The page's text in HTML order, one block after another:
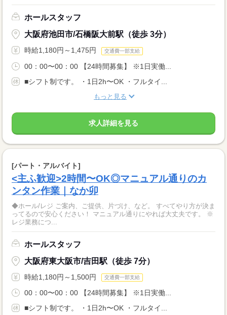
ホールスタッフ
大阪府池田市/石橋阪大前駅（徒歩 3分）
時給1,180円～1,475円 交通費一部支給
00：00〜00：00 【24時間募集】 ※1日実働...
■シフト制です。 ・1日2h〜OK ・フルタイ...
もっと見る
求人詳細を見る
[パート・アルバイト]
<主ふ歓迎>2時間〜OK◎マニュアル通りのカ
ンタン作業｜なか卯
◆ホール/レジ ご案内、ご提供、片づけ、など。 すべてやり方が決ま
ってるので安心ください！ マニュアル通りにやれば大丈夫です。 ※
レジ業務につ...
ホールスタッフ
大阪府東大阪市/吉田駅（徒歩 7分）
時給1,180円～1,500円 交通費一部支給
00：00〜00：00 【24時間募集】 ※1日実働...
■シフト制です。 ・1日2h〜OK ・フルタイ...